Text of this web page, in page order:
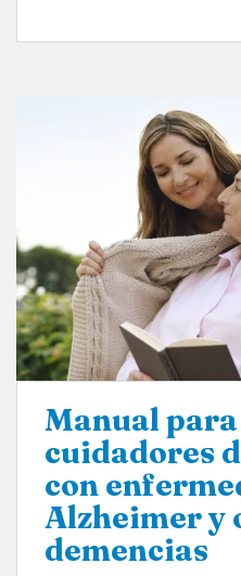
Manual
cuidadores
con
Alzheimer y
demencias